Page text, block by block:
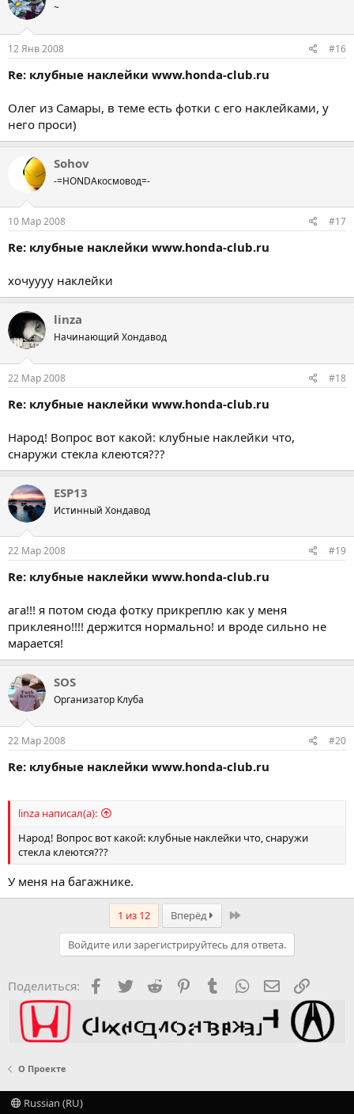
~
12 Янв 2008 #16
Re: клубные наклейки www.honda-club.ru
Олег из Самары, в теме есть фотки с его наклейками, у
него проси)
Sohov
-=HONDAкосмовод=-
10 Мар 2008 #17
Re: клубные наклейки www.honda-club.ru
хочуууу наклейки
linza
Начинающий Хондавод
22 Мар 2008 #18
Re: клубные наклейки www.honda-club.ru
Народ! Вопрос вот какой: клубные наклейки что,
снаружи стекла клеются???
ESP13
Истинный Хондавод
22 Мар 2008 #19
Re: клубные наклейки www.honda-club.ru
ага!!! я потом сюда фотку прикреплю как у меня
приклеяно!!!! держится нормально! и вроде сильно не
марается!
SOS
Организатор Клуба
22 Мар 2008 #20
Re: клубные наклейки www.honda-club.ru
linza написал(а):
Народ! Вопрос вот какой: клубные наклейки что, снаружи
стекла клеются???
У меня на багажнике.
1 из 12 Вперёд Last
Войдите или зарегистрируйтесь для ответа.
Поделиться: Facebook
TwitterReddit PinterestTumblr WhatsApp Ссылка
О Проекте
Russian (RU)